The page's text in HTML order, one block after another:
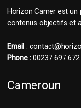
Horizon Camer est
contenus objectifs et
Email :
Phone : 00237 697 672
Cameroun